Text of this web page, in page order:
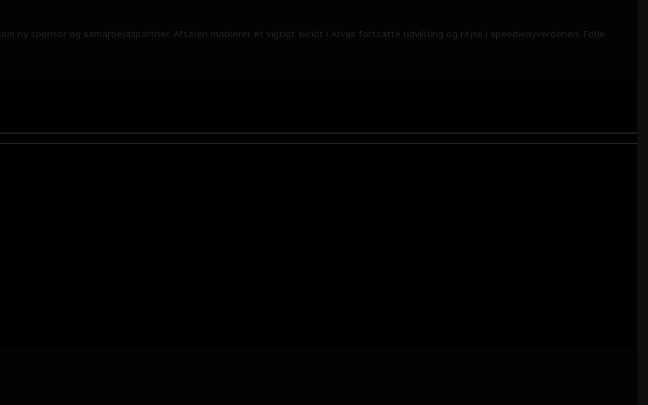
ny sponsor og samarbejdspartner. Aftalen markerer et vigtigt skridt i Alvas fortsatte udvikling og rejse i speedwayverdenen. Folie